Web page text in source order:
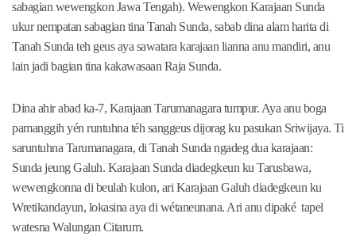
sabagian wewengkon Jawa Tengah). Wewengkon Karajaan Sunda
ukur nempatan sabagian tina Tanah Sunda, sabab dina alam harita di
Tanah Sunda teh geus aya sawatara karajaan lianna anu mandiri, anu
lain jadi bagian tina kakawasaan Raja Sunda.
Dina ahir abad ka-7, Karajaan Tarumanagara tumpur. Aya anu boga
pamanggih yén runtuhna téh sanggeus dijorag ku pasukan Sriwijaya. Ti
saruntuhna Tarumanagara, di Tanah Sunda ngadeg dua karajaan:
Sunda jeung Galuh. Karajaan Sunda diadegkeun ku Tarusbawa,
wewengkonna di beulah kulon, ari Karajaan Galuh diadegkeun ku
Wretikandayun, lokasina aya di wétaneunana. Ari anu dipaké tapel
watesna Walungan Citarum.